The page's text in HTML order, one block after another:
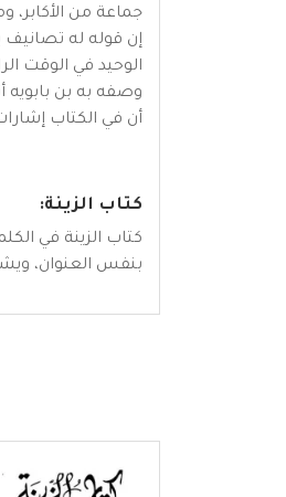
جماعة من
إن قوله له تصانيف
الوحيد في الوقت
وصفه به بن بابويه
أن في الكتاب
كتاب الزينة:
بنفس العنوان،